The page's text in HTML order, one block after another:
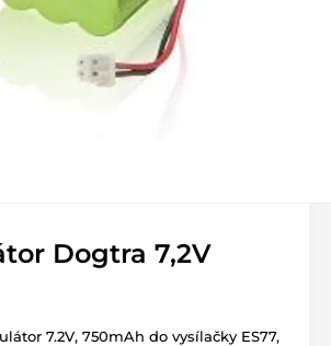
Dogtra 7,2V
7.2V, 750mAh do vysílačky ES77,